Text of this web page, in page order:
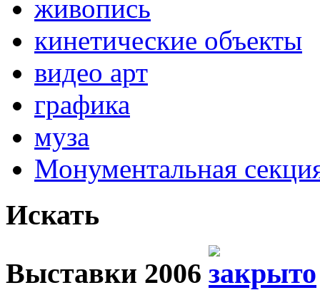
живопись
кинетические объекты
видео арт
графика
муза
Монументальная
Искать
Выставки 2006